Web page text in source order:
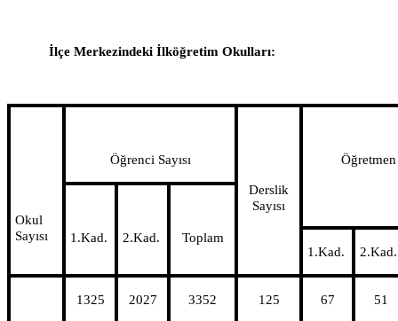
İlçe Merkezindeki İlköğretim Okulları:
Okul
Sayısı
Öğrenci Sayısı
Derslik
Sayısı
Öğretmen
1.Kad. 2.Kad.
Toplam
1.Kad.
2.Kad.
1325 2027 3352 125 67 51